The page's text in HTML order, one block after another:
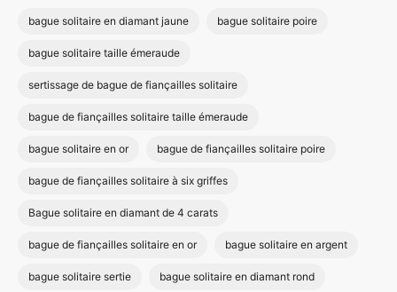
bague solitaire en diamant jaune bague solitaire poire
bague solitaire taille émeraude
sertissage de bague de fiançailles solitaire
bague de fiançailles solitaire taille émeraude
bague solitaire en or bague de fiançailles solitaire poire
bague de fiançailles solitaire à six griffes
Bague solitaire en diamant de 4 carats
bague de fiançailles solitaire en or bague solitaire en argent
bague solitaire sertie bague solitaire en diamant rond